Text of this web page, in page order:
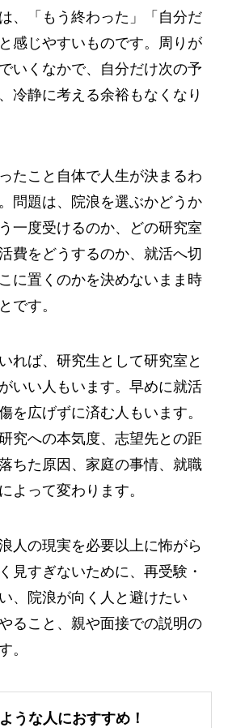
、「もう終わった」「自分だ
感じやすいものです。周りが
いくなかで、自分だけ次の予
冷静に考える余裕もなくなり
たこと自体で人生が決まるわ
問題は、院浪を選ぶかどうか
一度受けるのか、どの研究室
費をどうするのか、就活へ切
に置くのかを決めないまま時
です。
れば、研究生として研究室と
いい人もいます。早めに就活
を広げずに済む人もいます。
究への本気度、志望先との距
ちた原因、家庭の事情、就職
よって変わります。
人の現実を必要以上に怖がら
見すぎないために、再受験・
、院浪が向く人と避けたい
ること、親や面接での説明の
。
うな人におすすめ！